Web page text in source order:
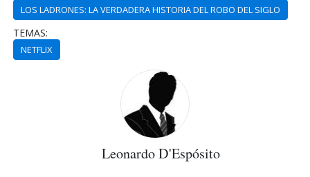
LOS LADRONES: LA VERDADERA HISTORIA DEL ROBO DEL SIGLO
TEMAS:
NETFLIX
Leonardo D'Espósito